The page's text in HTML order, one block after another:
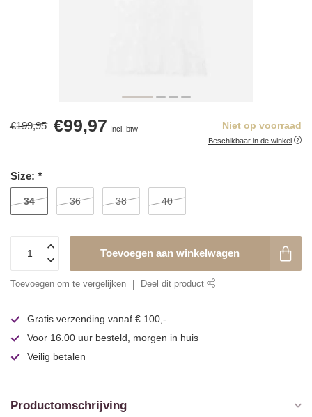
€199,95 €99,97 Incl. btw Niet op voorraad
Beschikbaar in de winkel
Size: *
34 36 38 40
Toevoegen aan winkelwagen
Toevoegen om te vergelijken Deel dit product
Gratis verzending vanaf € 100,-
Voor 16.00 uur besteld, morgen in huis
Veilig betalen
Productomschrijving